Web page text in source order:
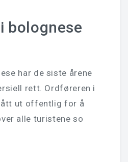
bolognese
har de siste årene
rett. Ordføreren i
ut offentlig for å
alle turistene so